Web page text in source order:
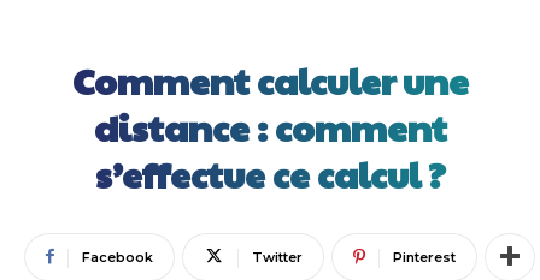
Comment calculer une
distance : comment
s’effectue ce calcul ?
Facebook Twitter Pinterest